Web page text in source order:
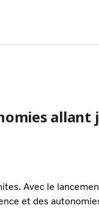
allant
Avec le
et des